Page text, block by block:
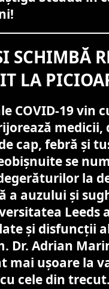
SCHIMBĂ
LA
COVID-19 vin
medicii,
cap, febră și
se
la
a auzului și
Leeds
și disfuncții
Dr. Adrian
mai ușoare la
cele din